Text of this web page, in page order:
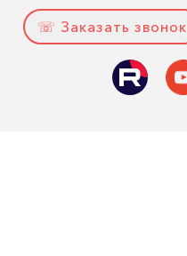
☏ Заказать звонок